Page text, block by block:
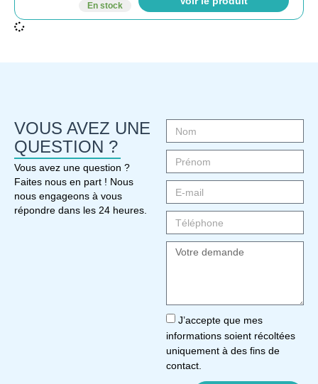
En stock
VOUS AVEZ UNE
QUESTION ?
Vous avez une question ?
Faites nous en part ! Nous
nous engageons à vous
répondre dans les 24 heures.
J’accepte que mes
informations soient récoltées
uniquement à des fins de
contact.